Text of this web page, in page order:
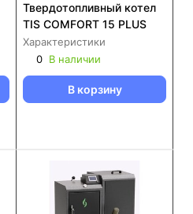
Твердотопливный котел
TIS COMFORT 15 PLUS
Характеристики
0 В наличии
В корзину